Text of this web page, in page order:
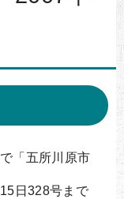
「五所川原市
日328号まで